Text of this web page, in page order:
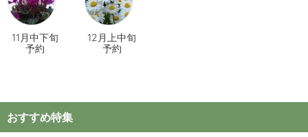
11月中下旬
予約
12月上中旬
予約
おすすめ特集